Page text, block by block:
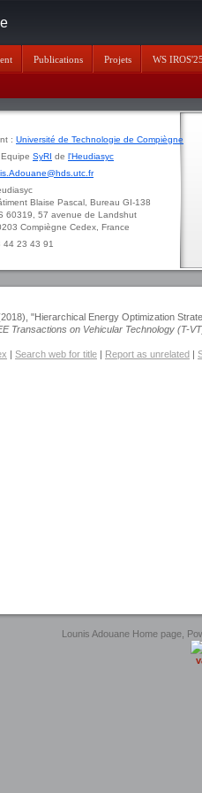
Publications Projets WS IROS'25
: Université de Technologie de Compiègne
SyRI de l'Heudiasyc
Pascal, Bureau GI-138
57 avenue de Landshut
Cedex, France
44 23 43 91
"Hierarchical Energy Optimization
Transactions on Vehicular Technology (T-
| Search web for title | Report as unrelated |
Lounis Adouane Home page,